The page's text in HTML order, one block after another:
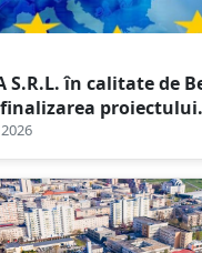
S.R.L. în calitate de
proiectului
SOCIETATII